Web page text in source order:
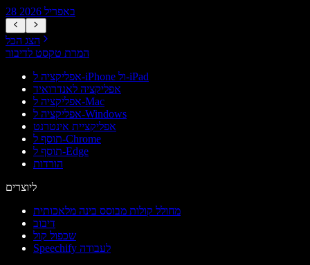
28 באפריל 2026
הצג הכל
המרת טקסט לדיבור
אפליקציה ל-iPhone ול-iPad
אפליקציה לאנדרואיד
אפליקציה ל-Mac
אפליקציה ל-Windows
אפליקציית אינטרנט
תוסף ל-Chrome
תוסף ל-Edge
הורדות
ליוצרים
מחולל קולות מבוסס בינה מלאכותית
דיבוב
שכפול קול
Speechify לעבודה